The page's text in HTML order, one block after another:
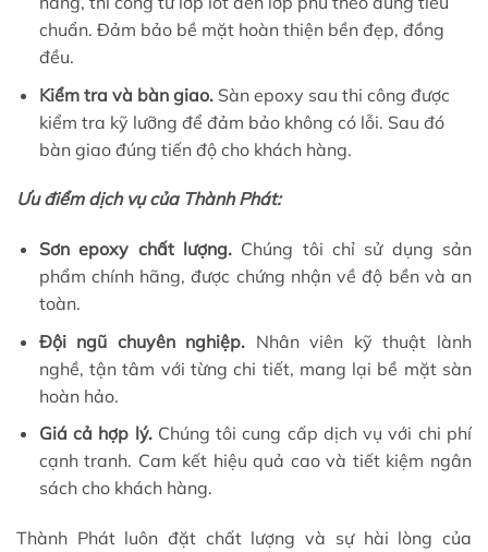
chuẩn. Đảm bảo bề mặt hoàn thiện bền đẹp, đồng
đều.
Kiểm tra và bàn giao. Sàn epoxy sau thi công được
kiểm tra kỹ lưỡng để đảm bảo không có lỗi. Sau đó
bàn giao đúng tiến độ cho khách hàng.
Ưu điểm dịch vụ của Thành Phát:
Sơn epoxy chất lượng. Chúng tôi chỉ sử dụng sản
phẩm chính hãng, được chứng nhận về độ bền và an
toàn.
Đội ngũ chuyên nghiệp. Nhân viên kỹ thuật lành
nghề, tận tâm với từng chi tiết, mang lại bề mặt sàn
hoàn hảo.
Giá cả hợp lý. Chúng tôi cung cấp dịch vụ với chi phí
cạnh tranh. Cam kết hiệu quả cao và tiết kiệm ngân
sách cho khách hàng.
Thành Phát luôn đặt chất lượng và sự hài lòng của